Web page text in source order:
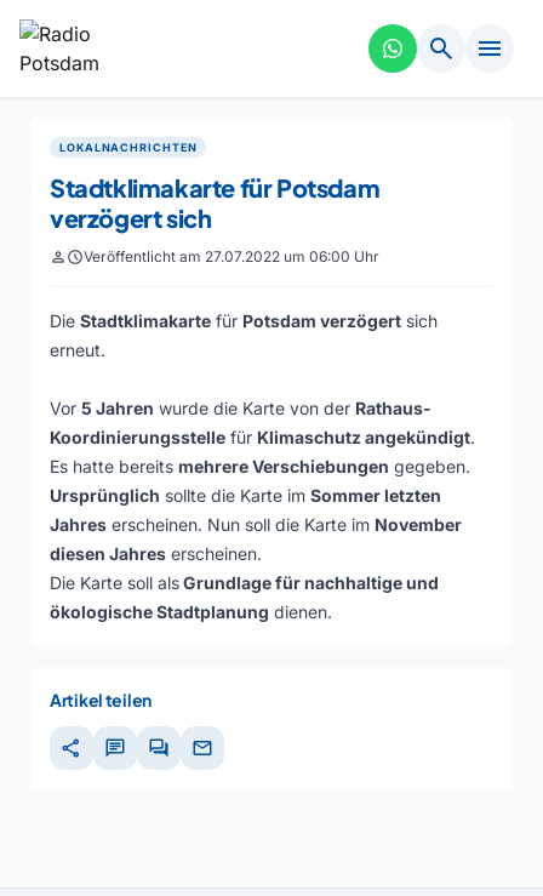
search menu
LOKALNACHRICHTEN
Stadtklimakarte für Potsdam
verzögert sich
personscheduleVeröffentlicht am 27.07.2022 um 06:00 Uhr
Die Stadtklimakarte für Potsdam verzögert sich
erneut.
Vor 5 Jahren wurde die Karte von der Rathaus-
Koordinierungsstelle für Klimaschutz angekündigt.
Es hatte bereits mehrere Verschiebungen gegeben.
Ursprünglich sollte die Karte im Sommer letzten
Jahres erscheinen. Nun soll die Karte im November
diesen Jahres erscheinen.
Die Karte soll alsGrundlage für nachhaltige und
ökologische Stadtplanung dienen.
Artikel teilen
share chat forum mail